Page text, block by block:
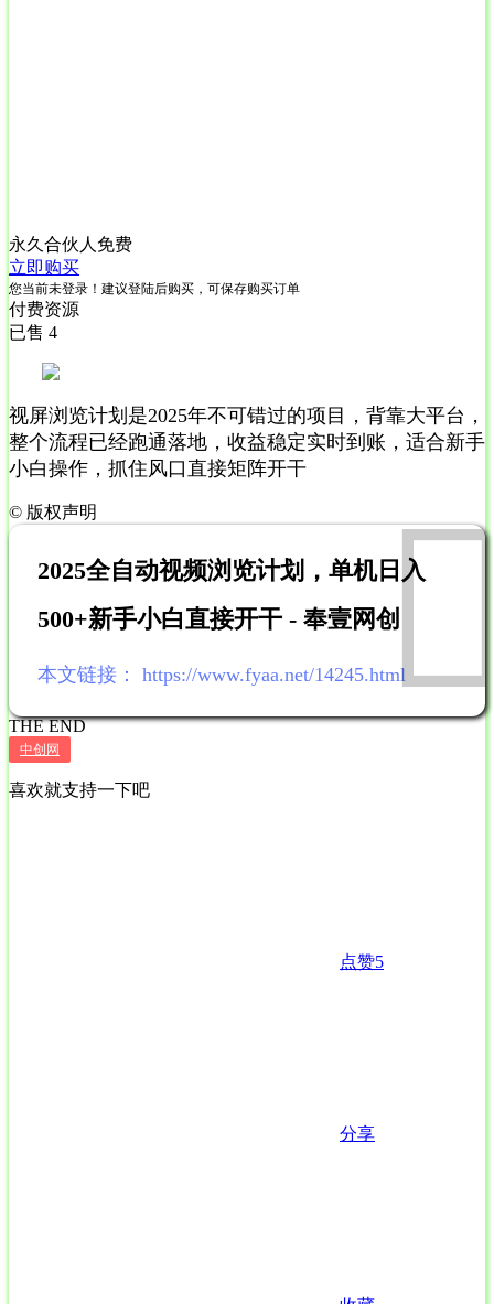
永久合伙人 免费
立即购买
您当前未登录！建议登陆后购买，可保存购买订单
付费资源
已售 4
视屏浏览计划是2025年不可错过的项目，背靠大平台，
整个流程已经跑通落地，收益稳定实时到账，适合新手
小白操作，抓住风口直接矩阵开干
© 版权声明
2025全自动视频浏览计划，单机日入
500+新手小白直接开干 - 奉壹网创
本文链接： https://www.fyaa.net/14245.html
THE END
中创网
喜欢就支持一下吧
点赞5
分享